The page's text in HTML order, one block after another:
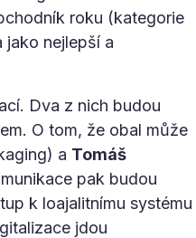
roku (kategorie
jako nejlepší a
Dva z nich budou
O tom, že obal může
a Tomáš
pak budou
k loajalitnímu systému
jdou